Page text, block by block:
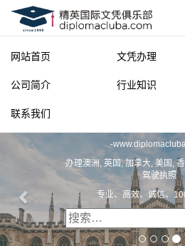
网站首页 文凭办理
公司简介 行业知识
联系我们
-
办理澳洲, 英国, 加拿大, 美国,
驾驶执照
专业、高效、诚信、